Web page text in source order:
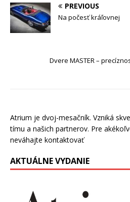
PREVIOUS
Na počesť kráľovnej
Dvere MASTER –
Atrium je dvoj-mesačník. Vzniká
tímu a našich partnerov. Pre
neváhajte kontaktovať
AKTUÁLNE VYDANIE